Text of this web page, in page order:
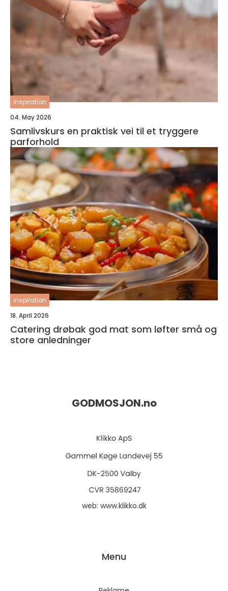
inspiration
04. May 2026
Samlivskurs en praktisk vei til et tryggere
parforhold
inspiration
18. April 2026
Catering drøbak god mat som løfter små og
store anledninger
GODMOSJON.no
web: www.klikko.dk
Menu